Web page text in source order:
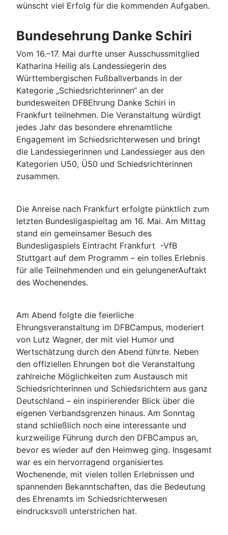
wünscht viel Erfolg für die kommenden Aufgaben.
Bundesehrung Danke Schiri
Vom 16.–17. Mai durfte unser Ausschussmitglied
Katharina Heilig als Landessiegerin des
Württembergischen Fußballverbands in der
Kategorie „Schiedsrichterinnen“ an der
bundesweiten DFBEhrung Danke Schiri in
Frankfurt teilnehmen. Die Veranstaltung würdigt
jedes Jahr das besondere ehrenamtliche
Engagement im Schiedsrichterwesen und bringt
die Landessiegerinnen und Landessieger aus den
Kategorien U50, Ü50 und Schiedsrichterinnen
zusammen.
Die Anreise nach Frankfurt erfolgte pünktlich zum
letzten Bundesligaspieltag am 16. Mai. Am Mittag
stand ein gemeinsamer Besuch des
Bundesligaspiels Eintracht Frankfurt -VfB
Stuttgart auf dem Programm – ein tolles Erlebnis
für alle Teilnehmenden und ein gelungenerAuftakt
des Wochenendes.
Am Abend folgte die feierliche
Ehrungsveranstaltung im DFBCampus, moderiert
von Lutz Wagner, der mit viel Humor und
Wertschätzung durch den Abend führte. Neben
den offiziellen Ehrungen bot die Veranstaltung
zahlreiche Möglichkeiten zum Austausch mit
Schiedsrichterinnen und Schiedsrichtern aus ganz
Deutschland – ein inspirierender Blick über die
eigenen Verbandsgrenzen hinaus. Am Sonntag
stand schließlich noch eine interessante und
kurzweilige Führung durch den DFBCampus an,
bevor es wieder auf den Heimweg ging. Insgesamt
war es ein hervorragend organisiertes
Wochenende, mit vielen tollen Erlebnissen und
spannenden Bekanntschaften, das die Bedeutung
des Ehrenamts im Schiedsrichterwesen
eindrucksvoll unterstrichen hat.